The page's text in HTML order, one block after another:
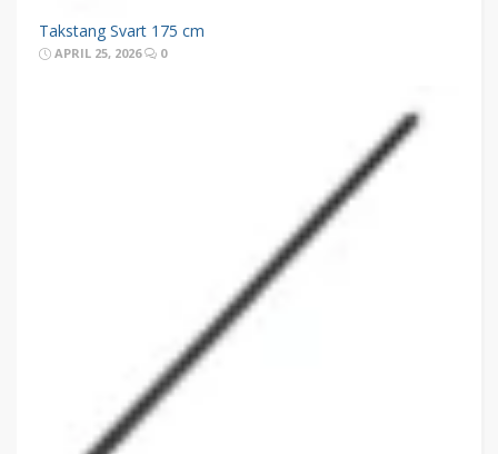
Takstang Svart 175 cm
APRIL 25, 2026 0